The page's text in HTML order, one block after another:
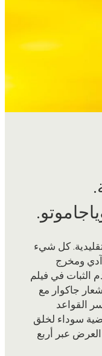
كل شيء
آدي ومخرج
الثبات في فيلم
جاكوار مع
القواعد
سوداء لخلق
عبر أربع